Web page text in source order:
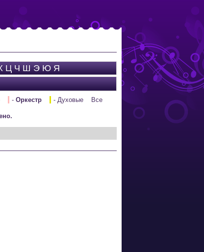
Ц Ч Ш Э Ю Я
- Оркестр - Духовые Все